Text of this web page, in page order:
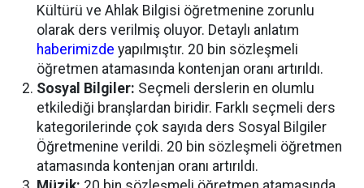
Kültürü ve Ahlak Bilgisi öğretmenine zorunlu
olarak ders verilmiş oluyor. Detaylı anlatım
haberimizde yapılmıştır. 20 bin sözleşmeli
öğretmen atamasında kontenjan oranı artırıldı.
Sosyal Bilgiler: Seçmeli derslerin en olumlu
etkilediği branşlardan biridir. Farklı seçmeli ders
kategorilerinde çok sayıda ders Sosyal Bilgiler
Öğretmenine verildi. 20 bin sözleşmeli öğretmen
atamasında kontenjan oranı artırıldı.